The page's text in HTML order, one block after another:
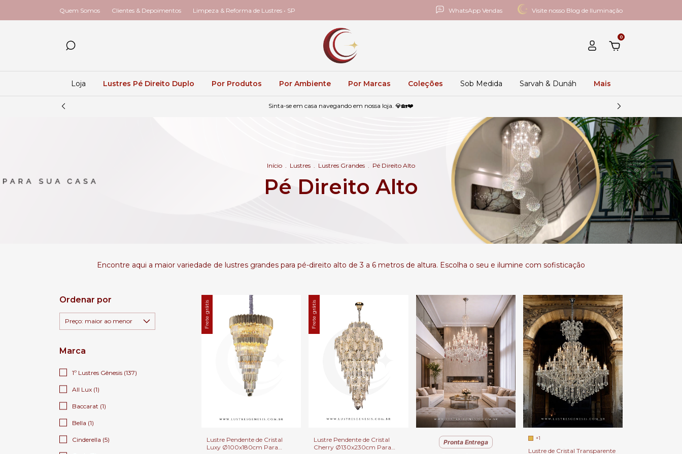
Quem Somos Clientes & Depoimentos Limpeza & Reforma de Lustres • SP WhatsApp Vendas Visite nosso Blog de Iluminação
0
Loja Lustres Pé Direito Duplo Por Produtos Por Ambiente Por Marcas Coleções Sob Medida Sarvah & Dunáh Mais
Sinta-se em casa navegando em nossa loja. 💎🏡❤️
Início . Lustres . Lustres Grandes . Pé Direito Alto
Pé Direito Alto
Encontre aqui a maior variedade de lustres grandes para pé-direito alto de 3 a 6 metros de altura. Escolha o seu e ilumine com sofisticação
Ordenar por
Marca
1º Lustres Gênesis (137)
All Lux (1)
Baccarat (1)
Bella (1)
Cinderella (5)
Frete grátis
Lustre Pendente de Cristal
Luxy Ø100x180cm Para
Frete grátis
Lustre Pendente de Cristal
Cherry Ø130x230cm Para
Pronta Entrega
+1
Lustre de Cristal Transparente